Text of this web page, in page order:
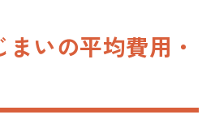
いの平均費用・